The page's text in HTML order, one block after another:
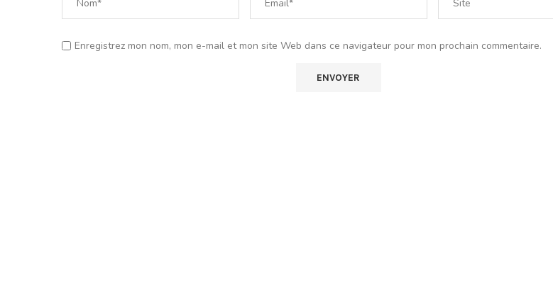
Enregistrez mon nom, mon e-mail et mon site Web dans ce navigateur pour mon prochain commentaire.